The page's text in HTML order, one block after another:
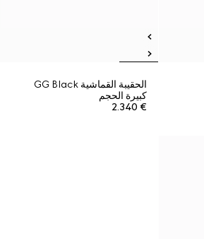
الحقيبة القماشية GG Black
كبيرة الحجم
€ 2.340